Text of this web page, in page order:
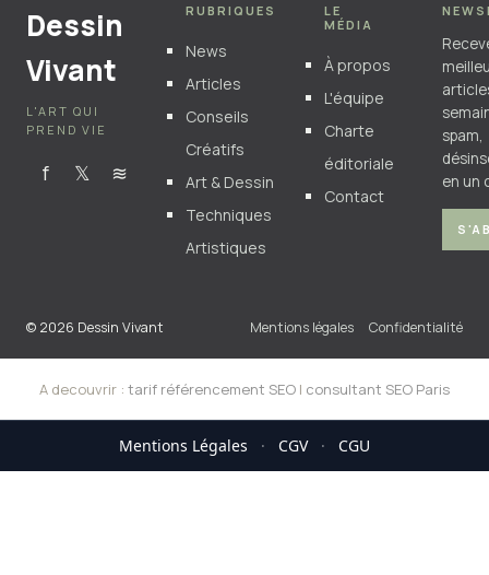
Dessin
Vivant
L'ART QUI
PREND VIE
f 𝕏 ≋
RUBRIQUES
News
Articles
Conseils
Créatifs
Art & Dessin
Techniques
Artistiques
LE
MÉDIA
À propos
L'équipe
Charte
éditoriale
Contact
spam,
en un
© 2026 Dessin Vivant Mentions légales Confidentialité
A decouvrir : tarif référencement SEO | consultant SEO Paris
Mentions Légales · CGV · CGU